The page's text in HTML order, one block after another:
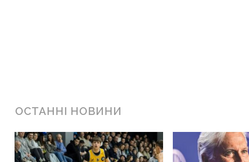
ОСТАННІ НОВИНИ